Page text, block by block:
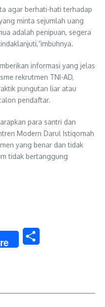
agar berhati-hati terhadap
minta sejumlah uang
adalah penipuan, segera
informasi yang jelas
rekrutmen TNI-AD,
pungutan liar atau
pendaftar.
para santri dan
Modern Darul Istiqomah
yang benar dan tidak
tidak bertanggung